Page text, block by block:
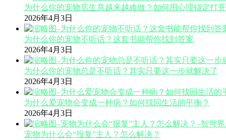
为什么你的宠物店生意越来越难做？如何用心理锚定打
2026年4月3日
为什么你的宠物不听话？这套书能帮你找到答案
2026年4月3日
为什么你的宠物总是不听话？其实只要这一步就解决了
2026年4月3日
为什么爱宠物会变成一种病？如何找回生活的平衡？
2026年4月3日
宠物为什么会“报复”主人？怎么解决？